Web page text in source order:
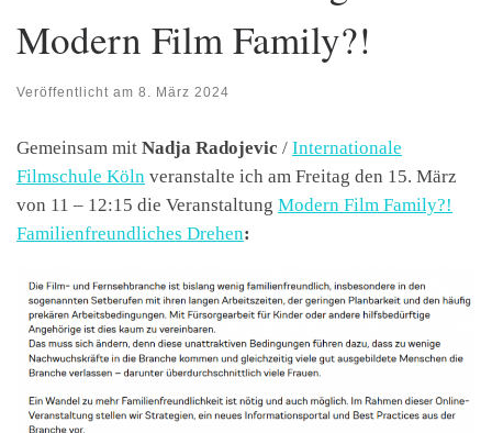
Modern Film Family?!
Veröffentlicht am 8. März 2024
Gemeinsam mit Nadja Radojevic / Internationale
Filmschule Köln veranstalte ich am Freitag den 15. März
von 11 – 12:15 die Veranstaltung Modern Film Family?!
Familienfreundliches Drehen: